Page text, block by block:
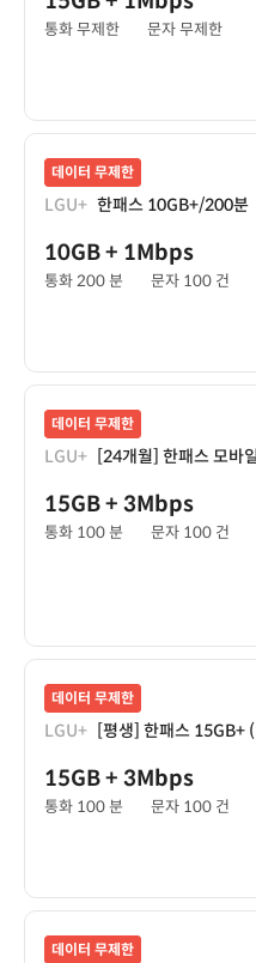
통화 무제한 문자 무제한
데이터 무제한
LGU+ 한패스 10GB+/200분
10GB+ 1Mbps
통화 200 분 문자 100 건
데이터 무제한
LGU+ [24개월] 한패스 모바
15GB+ 3Mbps
통화 100 분 문자 100 건
데이터 무제한
LGU+ [평생] 한패스 15GB+
15GB+ 3Mbps
통화 100 분 문자 100 건
데이터 무제한